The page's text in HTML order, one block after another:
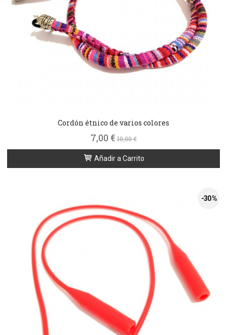
Cordón étnico de varios colores
7,00 €10,00 €
Añadir a Carrito
-30 %